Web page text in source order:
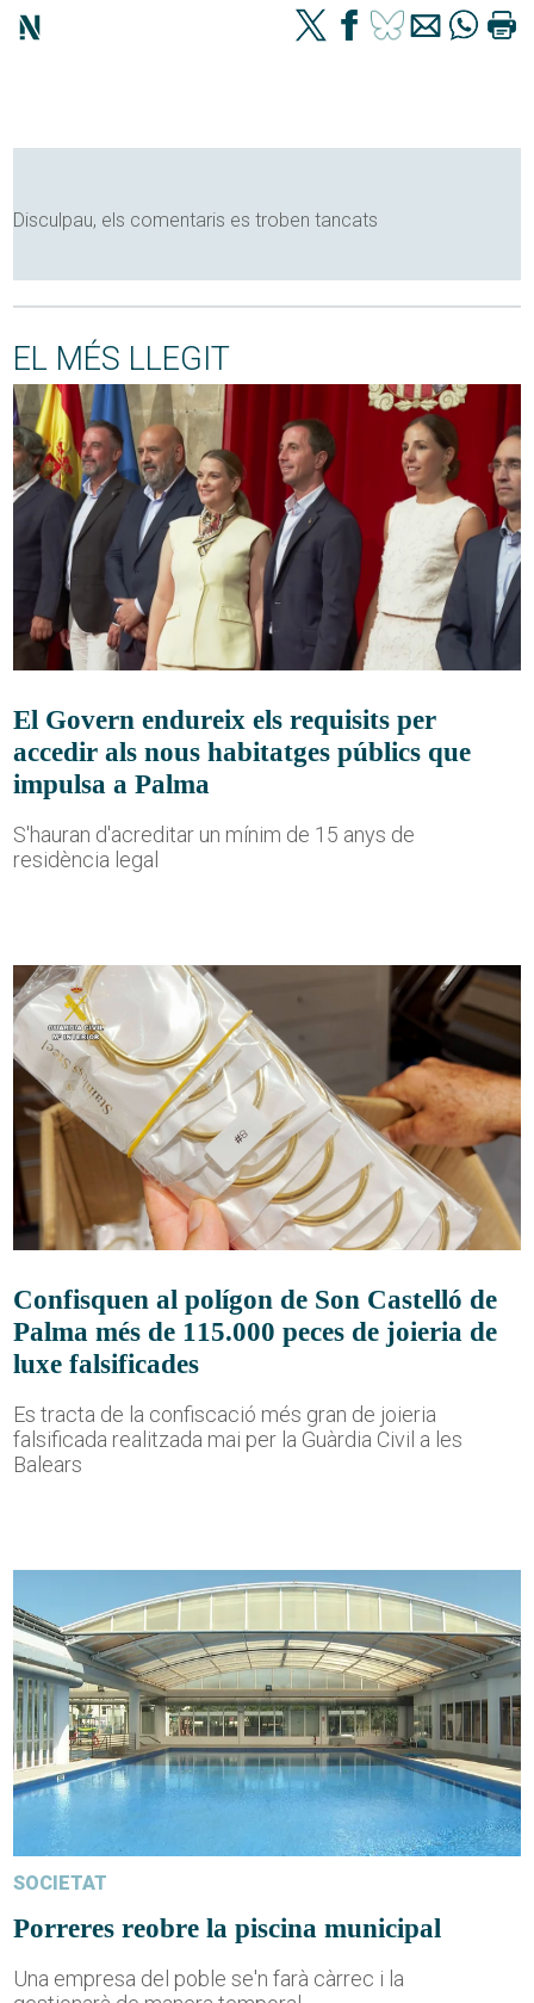
Disculpau, els comentaris es troben tancats
EL MÉS LLEGIT
El Govern endureix els requisits per
accedir als nous habitatges públics que
impulsa a Palma
S'hauran d'acreditar un mínim de 15 anys de
residència legal
Confisquen al polígon de Son Castelló de
Palma més de 115.000 peces de joieria de
luxe falsificades
Es tracta de la confiscació més gran de joieria
falsificada realitzada mai per la Guàrdia Civil a les
Balears
SOCIETAT
Porreres reobre la piscina municipal
Una empresa del poble se'n farà càrrec i la